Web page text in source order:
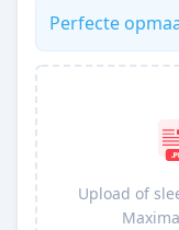
Perfecte
Upload of